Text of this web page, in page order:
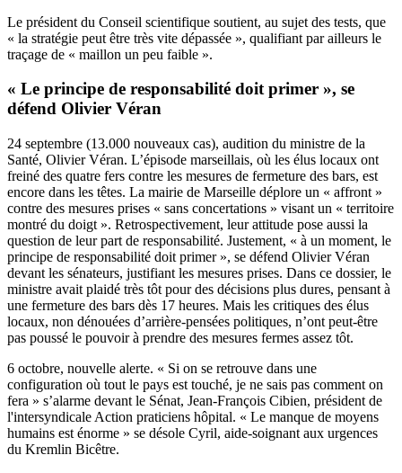
Le président du Conseil scientifique soutient, au sujet des tests, que
« la stratégie peut être très vite dépassée », qualifiant par ailleurs le
traçage de « maillon un peu faible ».
« Le principe de responsabilité doit primer », se
défend Olivier Véran
24 septembre (13.000 nouveaux cas), audition du ministre de la
Santé, Olivier Véran. L’épisode marseillais, où les élus locaux ont
freiné des quatre fers contre les mesures de fermeture des bars, est
encore dans les têtes. La mairie de Marseille déplore un « affront »
contre des mesures prises « sans concertations » visant un « territoire
montré du doigt ». Retrospectivement, leur attitude pose aussi la
question de leur part de responsabilité. Justement, « à un moment, le
principe de responsabilité doit primer », se défend Olivier Véran
devant les sénateurs, justifiant les mesures prises. Dans ce dossier, le
ministre avait plaidé très tôt pour des décisions plus dures, pensant à
une fermeture des bars dès 17 heures. Mais les critiques des élus
locaux, non dénouées d’arrière-pensées politiques, n’ont peut-être
pas poussé le pouvoir à prendre des mesures fermes assez tôt.
6 octobre, nouvelle alerte. « Si on se retrouve dans une
configuration où tout le pays est touché, je ne sais pas comment on
fera » s’alarme devant le Sénat, Jean-François Cibien, président de
l'intersyndicale Action praticiens hôpital. « Le manque de moyens
humains est énorme » se désole Cyril, aide-soignant aux urgences
du Kremlin Bicêtre.